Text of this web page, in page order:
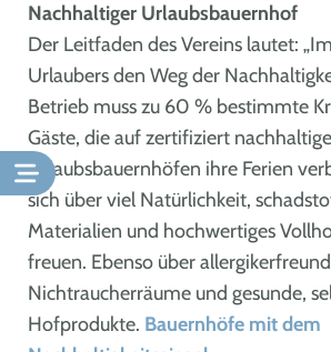
Nachhaltiger Urlaubsbauernhof
Der Leitfaden des Vereins lautet:
Urlaubers den Weg der
Betrieb muss zu 60 % bestimmte
Gäste, die auf zertifiziert
Urlaubsbauernhöfen ihre Ferien
sich über viel Natürlichkeit,
Materialien und hochwertiges
freuen. Ebenso über
Nichtraucherräume und gesunde,
Hofprodukte. Bauernhöfe mit dem